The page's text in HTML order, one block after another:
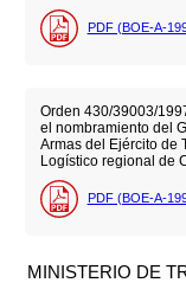
PDF (BOE-A-
Orden 430/39003/
el nombramiento del
Armas del Ejército de
Logístico regional de
PDF (BOE-A-
MINISTERIO DE